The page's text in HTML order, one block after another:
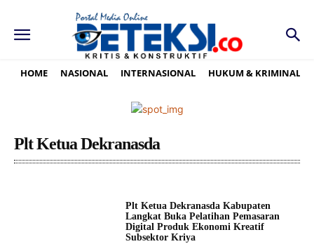
HOME NASIONAL INTERNASIONAL HUKUM & KRIMINAL
Plt Ketua Dekranasda
Plt Ketua Dekranasda Kabupaten
Langkat Buka Pelatihan Pemasaran
Digital Produk Ekonomi Kreatif
Subsektor Kriya